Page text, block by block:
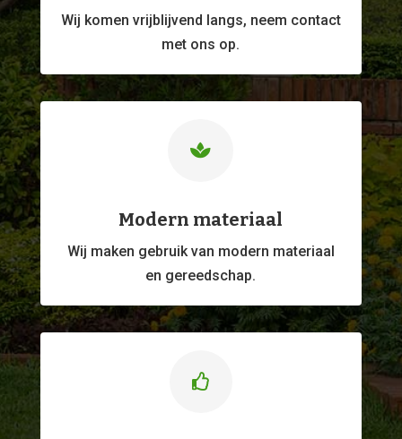
Wij komen vrijblijvend langs, neem contact
met ons op.

Modern materiaal
Wij maken gebruik van modern materiaal
en gereedschap.
